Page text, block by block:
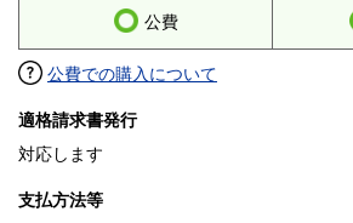
公費
公費での購入について
適格請求書発行
対応します
支払方法等